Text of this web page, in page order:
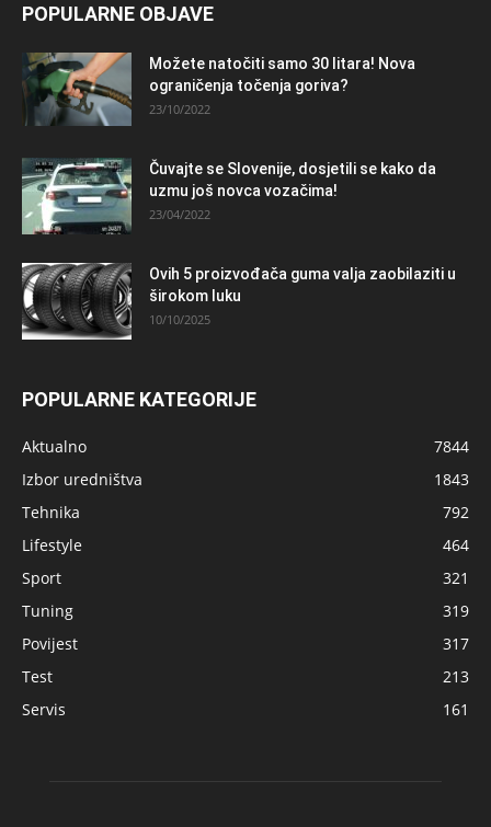
POPULARNE OBJAVE
Možete natočiti samo 30 litara! Nova
ograničenja točenja goriva?
23/10/2022
Čuvajte se Slovenije, dosjetili se kako da
uzmu još novca vozačima!
23/04/2022
Ovih 5 proizvođača guma valja zaobilaziti u
širokom luku
10/10/2025
POPULARNE KATEGORIJE
Aktualno
7844
Izbor uredništva
1843
Tehnika
792
Lifestyle
464
Sport
321
Tuning
319
Povijest
317
Test
213
Servis
161